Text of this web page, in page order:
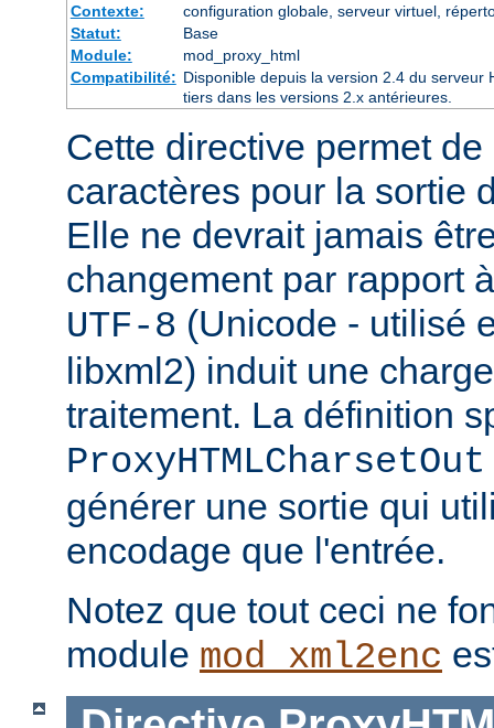
Contexte:
configuration globale, serveur virtuel,
Statut:
Base
Module:
mod_proxy_html
Compatibilité: Disponible depuis la version 2.4 du serveur
tiers dans les versions 2.x antérieures.
Cette directive permet
caractères pour la sortie
Elle ne devrait jamais
changement par rapport
UTF-8 (Unicode - utilisé
libxml2) induit une
traitement. La définition
générer une sortie qui
encodage que l'entrée.
Notez que tout ceci ne
module mod_xml2enc